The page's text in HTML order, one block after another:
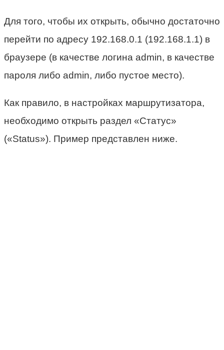
Для того, чтобы их открыть, обычно достаточно
перейти по адресу 192.168.0.1 (192.168.1.1) в
браузере (в качестве логина admin, в качестве
пароля либо admin, либо пустое место).
Как правило, в настройках маршрутизатора,
необходимо открыть раздел «Статус»
(«Status»). Пример представлен ниже.